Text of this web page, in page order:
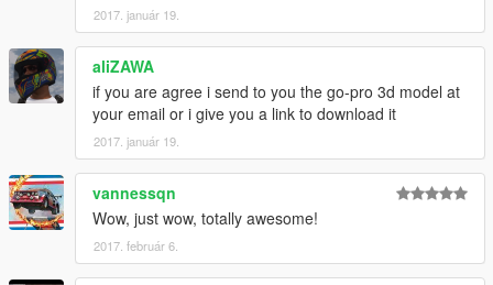
2017. január 19.
aliZAWA
if you are agree i send to you the go-pro 3d model at
your email or i give you a link to download it
2017. január 19.
vannessqn
Wow, just wow, totally awesome!
2017. február 6.